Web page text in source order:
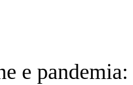
e pandemia: